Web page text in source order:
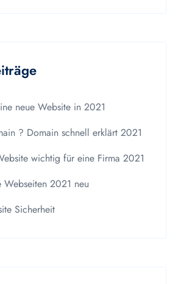
neue Website in 2021
? Domain schnell erklärt 2021
wichtig für eine Firma 2021
2021 neu
Sicherheit